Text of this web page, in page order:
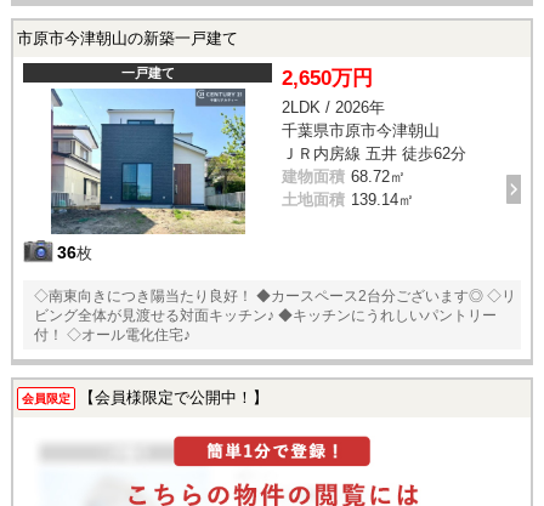
市原市今津朝山の新築一戸建て
一戸建て
36枚
2,650万円
2LDK / 2026年
千葉県市原市今津朝山
ＪＲ内房線 五井 徒歩62分
建物面積 68.72㎡
土地面積 139.14㎡
◇南東向きにつき陽当たり良好！ ◆カースペース2台分ございます◎ ◇リ
ビング全体が見渡せる対面キッチン♪ ◆キッチンにうれしいパントリー
付！ ◇オール電化住宅♪
会員限定 【会員様限定で公開中！】